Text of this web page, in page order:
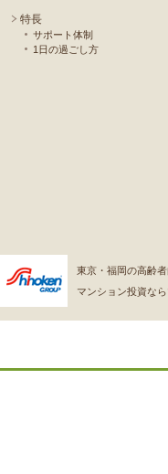
特長
サポート体制
1日の過ごし方
東京・福岡の高齢
マンション投資な